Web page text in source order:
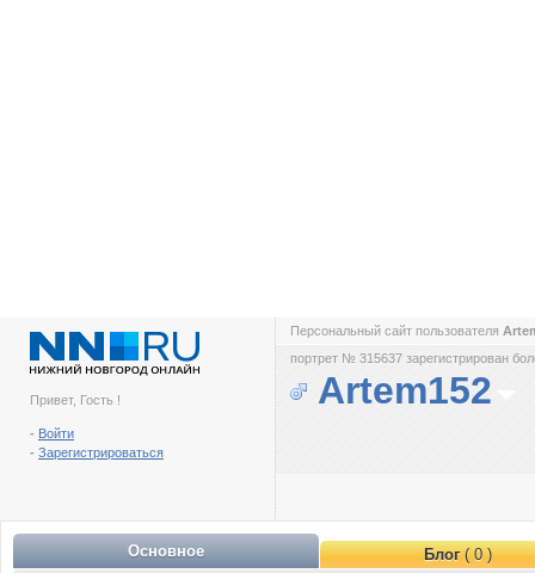
Привет, Гость !
- Войти
- Зарегистрироваться
Персональный сайт пользователя
портрет № 315637 зарегистрирован
Artem152
Основное Блог( 0 )